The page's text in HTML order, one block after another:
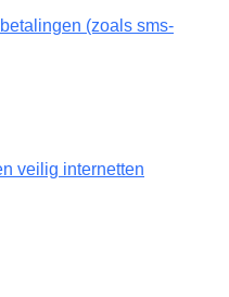
(zoals sms-
veilig internetten